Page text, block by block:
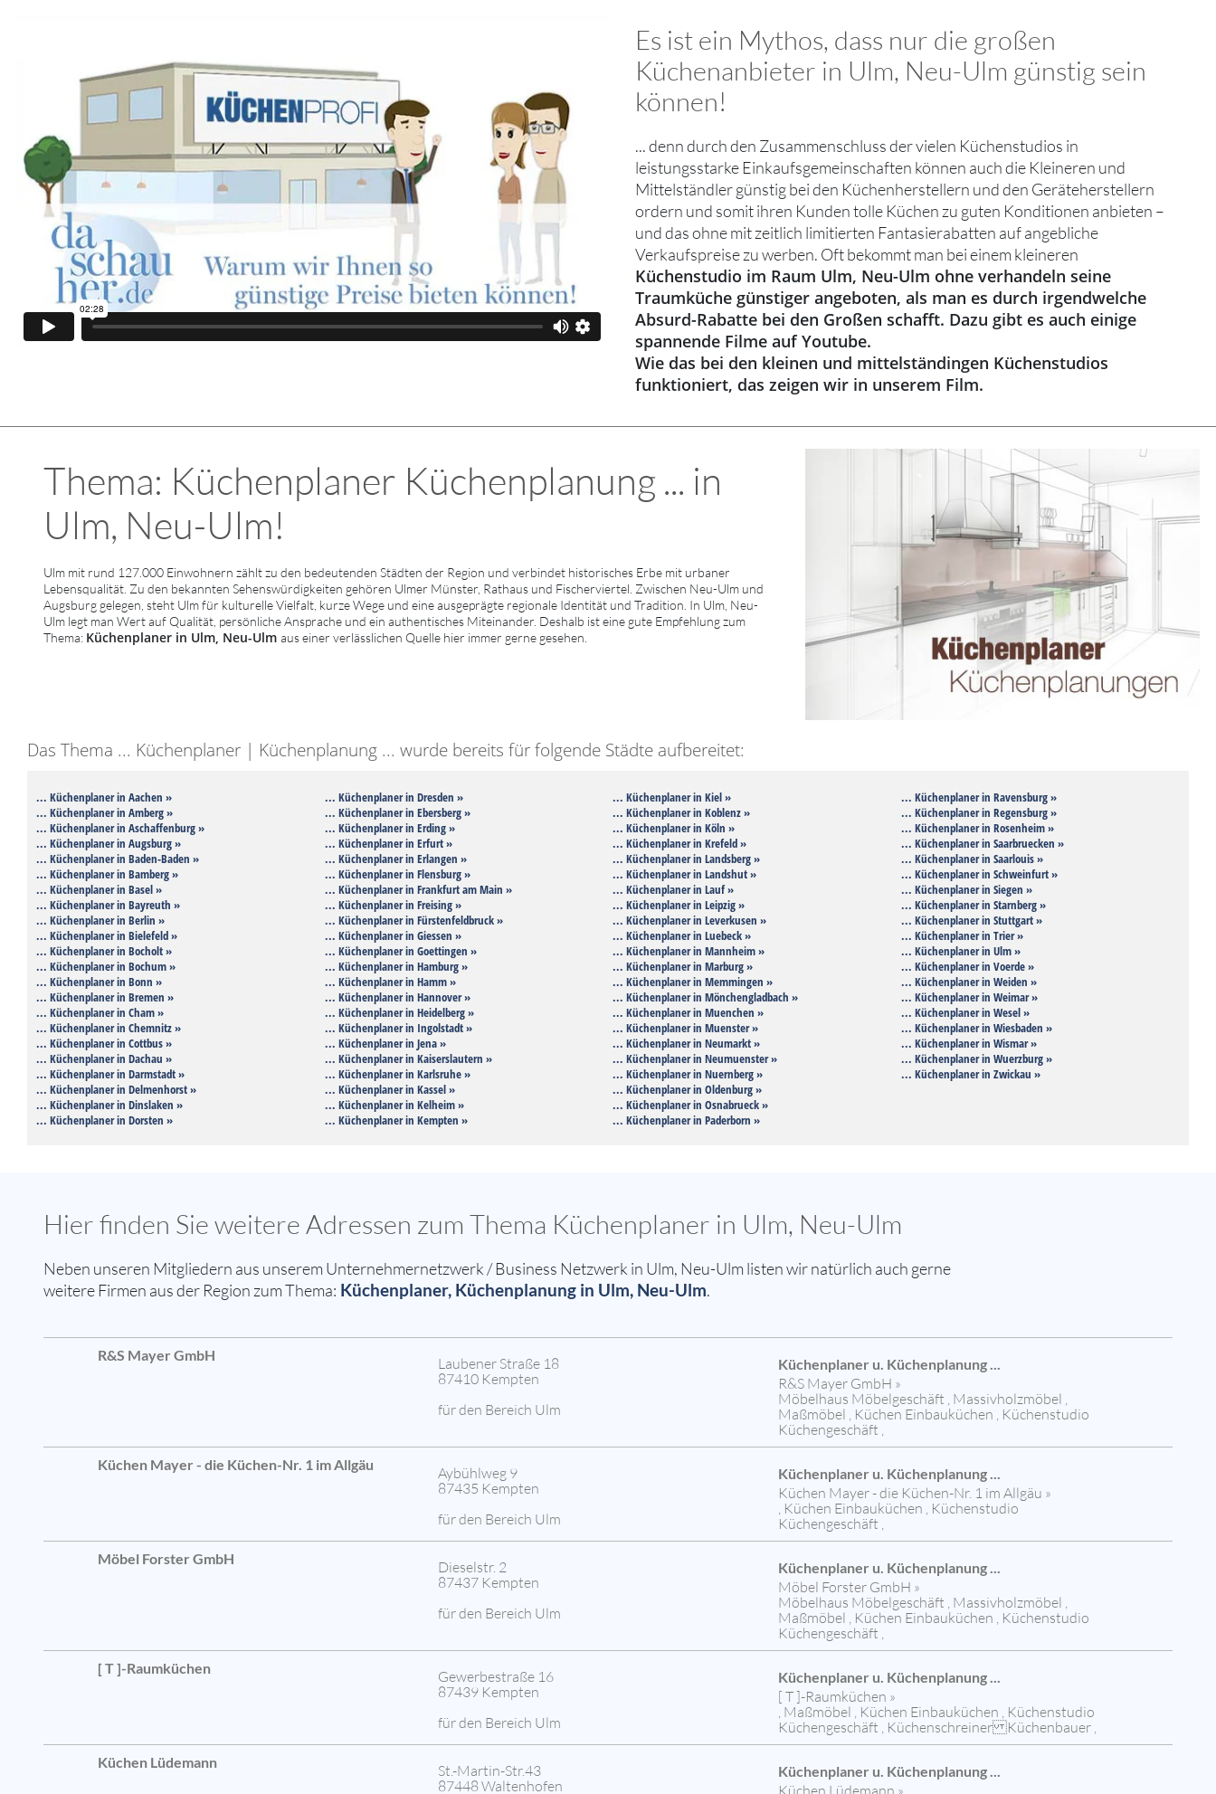
Es ist ein Mythos, dass nur die großen
Küchenanbieter in Ulm, Neu-Ulm günstig sein
können!
... denn durch den Zusammenschluss der vielen Küchenstudios in
leistungsstarke Einkaufsgemeinschaften können auch die Kleineren und
Mittelständler günstig bei den Küchenherstellern und den Geräteherstellern
ordern und somit ihren Kunden tolle Küchen zu guten Konditionen anbieten –
und das ohne mit zeitlich limitierten Fantasierabatten auf angebliche
Verkaufspreise zu werben. Oft bekommt man bei einem kleineren
Küchenstudio im Raum Ulm, Neu-Ulm ohne verhandeln seine
Traumküche günstiger angeboten, als man es durch irgendwelche
Absurd-Rabatte bei den Großen schafft. Dazu gibt es auch einige
spannende Filme auf Youtube.
Wie das bei den kleinen und mittelständingen Küchenstudios
funktioniert, das zeigen wir in unserem Film.
Thema: Küchenplaner Küchenplanung ... in
Ulm, Neu-Ulm!
Ulm mit rund 127.000 Einwohnern zählt zu den bedeutenden Städten der Region und verbindet historisches Erbe mit urbaner
Lebensqualität. Zu den bekannten Sehenswürdigkeiten gehören Ulmer Münster, Rathaus und Fischerviertel. Zwischen Neu-Ulm und
Augsburg gelegen, steht Ulm für kulturelle Vielfalt, kurze Wege und eine ausgeprägte regionale Identität und Tradition. In Ulm, Neu-
Ulm legt man Wert auf Qualität, persönliche Ansprache und ein authentisches Miteinander. Deshalb ist eine gute Empfehlung zum
Thema: Küchenplaner in Ulm, Neu-Ulm aus einer verlässlichen Quelle hier immer gerne gesehen.
Das Thema ... Küchenplaner | Küchenplanung ... wurde bereits für folgende Städte aufbereitet:
... Küchenplaner in Aachen »
... Küchenplaner in Amberg »
... Küchenplaner in Aschaffenburg »
... Küchenplaner in Augsburg »
... Küchenplaner in Baden-Baden »
... Küchenplaner in Bamberg »
... Küchenplaner in Basel »
... Küchenplaner in Bayreuth »
... Küchenplaner in Berlin »
... Küchenplaner in Bielefeld »
... Küchenplaner in Bocholt »
... Küchenplaner in Bochum »
... Küchenplaner in Bonn »
... Küchenplaner in Bremen »
... Küchenplaner in Cham »
... Küchenplaner in Chemnitz »
... Küchenplaner in Cottbus »
... Küchenplaner in Dachau »
... Küchenplaner in Darmstadt »
... Küchenplaner in Delmenhorst »
... Küchenplaner in Dinslaken »
... Küchenplaner in Dorsten »
... Küchenplaner in Dresden »
... Küchenplaner in Ebersberg »
... Küchenplaner in Erding »
... Küchenplaner in Erfurt »
... Küchenplaner in Erlangen »
... Küchenplaner in Flensburg »
... Küchenplaner in Frankfurt am Main »
... Küchenplaner in Freising »
... Küchenplaner in Fürstenfeldbruck »
... Küchenplaner in Giessen »
... Küchenplaner in Goettingen »
... Küchenplaner in Hamburg »
... Küchenplaner in Hamm »
... Küchenplaner in Hannover »
... Küchenplaner in Heidelberg »
... Küchenplaner in Ingolstadt »
... Küchenplaner in Jena »
... Küchenplaner in Kaiserslautern »
... Küchenplaner in Karlsruhe »
... Küchenplaner in Kassel »
... Küchenplaner in Kelheim »
... Küchenplaner in Kempten »
... Küchenplaner in Kiel »
... Küchenplaner in Koblenz »
... Küchenplaner in Köln »
... Küchenplaner in Krefeld »
... Küchenplaner in Landsberg »
... Küchenplaner in Landshut »
... Küchenplaner in Lauf »
... Küchenplaner in Leipzig »
... Küchenplaner in Leverkusen »
... Küchenplaner in Luebeck »
... Küchenplaner in Mannheim »
... Küchenplaner in Marburg »
... Küchenplaner in Memmingen »
... Küchenplaner in Mönchengladbach »
... Küchenplaner in Muenchen »
... Küchenplaner in Muenster »
... Küchenplaner in Neumarkt »
... Küchenplaner in Neumuenster »
... Küchenplaner in Nuernberg »
... Küchenplaner in Oldenburg »
... Küchenplaner in Osnabrueck »
... Küchenplaner in Paderborn »
... Küchenplaner in Ravensburg »
... Küchenplaner in Regensburg »
... Küchenplaner in Rosenheim »
... Küchenplaner in Saarbruecken »
... Küchenplaner in Saarlouis »
... Küchenplaner in Schweinfurt »
... Küchenplaner in Siegen »
... Küchenplaner in Starnberg »
... Küchenplaner in Stuttgart »
... Küchenplaner in Trier »
... Küchenplaner in Ulm »
... Küchenplaner in Voerde »
... Küchenplaner in Weiden »
... Küchenplaner in Weimar »
... Küchenplaner in Wesel »
... Küchenplaner in Wiesbaden »
... Küchenplaner in Wismar »
... Küchenplaner in Wuerzburg »
... Küchenplaner in Zwickau »
Hier finden Sie weitere Adressen zum Thema Küchenplaner in Ulm, Neu-Ulm
Neben unseren Mitgliedern aus unserem Unternehmernetzwerk / Business Netzwerk in Ulm, Neu-Ulm listen wir natürlich auch gerne
weitere Firmen aus der Region zum Thema: Küchenplaner, Küchenplanung in Ulm, Neu-Ulm.
R&S Mayer GmbH
Laubener Straße 18
87410 Kempten
für den Bereich Ulm
Küchenplaner u. Küchenplanung ...
R&S Mayer GmbH »
Möbelhaus Möbelgeschäft , Massivholzmöbel ,
Maßmöbel , Küchen Einbauküchen , Küchenstudio
Küchengeschäft ,
Küchen Mayer - die Küchen-Nr. 1 im Allgäu
Aybühlweg 9
87435 Kempten
für den Bereich Ulm
Küchenplaner u. Küchenplanung ...
Küchen Mayer - die Küchen-Nr. 1 im Allgäu »
, Küchen Einbauküchen , Küchenstudio
Küchengeschäft ,
Möbel Forster GmbH
Dieselstr. 2
87437 Kempten
für den Bereich Ulm
Küchenplaner u. Küchenplanung ...
Möbel Forster GmbH »
Möbelhaus Möbelgeschäft , Massivholzmöbel ,
Maßmöbel , Küchen Einbauküchen , Küchenstudio
Küchengeschäft ,
[ T ]-Raumküchen
Gewerbestraße 16
87439 Kempten
für den Bereich Ulm
Küchenplaner u. Küchenplanung ...
[ T ]-Raumküchen »
, Maßmöbel , Küchen Einbauküchen , Küchenstudio
Küchengeschäft , Küchenschreiner Küchenbauer ,
Küchen Lüdemann
St.-Martin-Str.43
87448 Waltenhofen
Küchenplaner u. Küchenplanung ...